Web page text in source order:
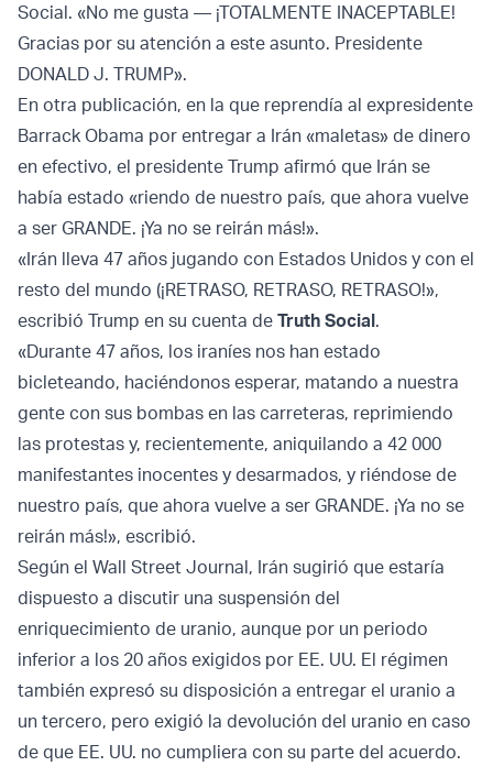
Social. «No me gusta — ¡TOTALMENTE INACEPTABLE!
Gracias por su atención a este asunto. Presidente
DONALD J. TRUMP».
En otra publicación, en la que reprendía al expresidente
Barrack Obama por entregar a Irán «maletas» de dinero
en efectivo, el presidente Trump afirmó que Irán se
había estado «riendo de nuestro país, que ahora vuelve
a ser GRANDE. ¡Ya no se reirán más!».
«Irán lleva 47 años jugando con Estados Unidos y con el
resto del mundo (¡RETRASO, RETRASO, RETRASO!»,
escribió Trump en su cuenta de Truth Social.
«Durante 47 años, los iraníes nos han estado
bicleteando, haciéndonos esperar, matando a nuestra
gente con sus bombas en las carreteras, reprimiendo
las protestas y, recientemente, aniquilando a 42 000
manifestantes inocentes y desarmados, y riéndose de
nuestro país, que ahora vuelve a ser GRANDE. ¡Ya no se
reirán más!», escribió.
Según el Wall Street Journal, Irán sugirió que estaría
dispuesto a discutir una suspensión del
enriquecimiento de uranio, aunque por un periodo
inferior a los 20 años exigidos por EE. UU. El régimen
también expresó su disposición a entregar el uranio a
un tercero, pero exigió la devolución del uranio en caso
de que EE. UU. no cumpliera con su parte del acuerdo.